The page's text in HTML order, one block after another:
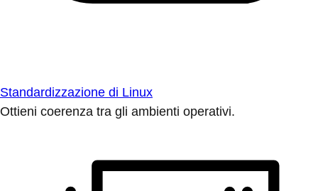
Standardizzazione di Linux
Ottieni coerenza tra gli ambienti operativi.